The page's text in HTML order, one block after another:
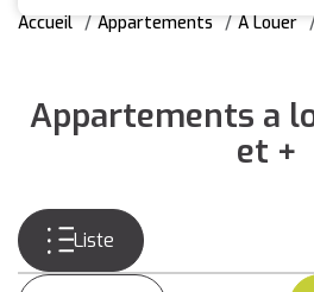
Accueil Appartements A Louer
Appartements a
et +
Liste